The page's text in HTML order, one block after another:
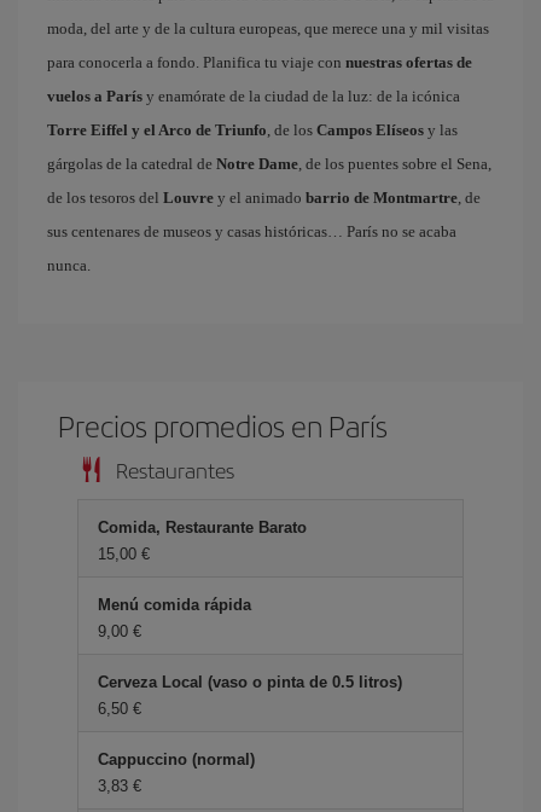
moda, del arte y de la cultura europeas, que merece una y mil visitas
para conocerla a fondo. Planifica tu viaje con nuestras ofertas de
vuelos a París y enamórate de la ciudad de la luz: de la icónica
Torre Eiffel y el Arco de Triunfo, de los Campos Elíseos y las
gárgolas de la catedral de Notre Dame, de los puentes sobre el Sena,
de los tesoros del Louvre y el animado barrio de Montmartre, de
sus centenares de museos y casas históricas… París no se acaba
nunca.
Precios promedios en París
Restaurantes
Comida, Restaurante Barato
15,00 €
Menú comida rápida
9,00 €
Cerveza Local (vaso o pinta de 0.5 litros)
6,50 €
Cappuccino (normal)
3,83 €